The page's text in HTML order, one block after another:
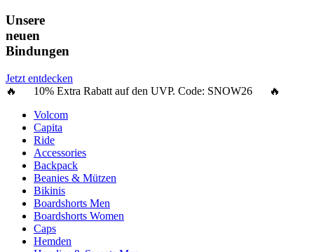
Unsere
neuen
Bindungen
Jetzt entdecken
🔥 10% Extra Rabatt auf den UVP. Code: SNOW26 🔥
Volcom
Capita
Ride
Accessories
Backpack
Beanies & Mützen
Bikinis
Boardshorts Men
Boardshorts Women
Caps
Hemden